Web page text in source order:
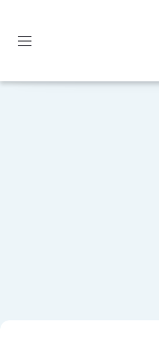
Toggle